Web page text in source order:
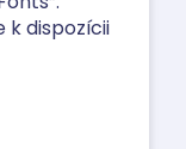
k dispozícii